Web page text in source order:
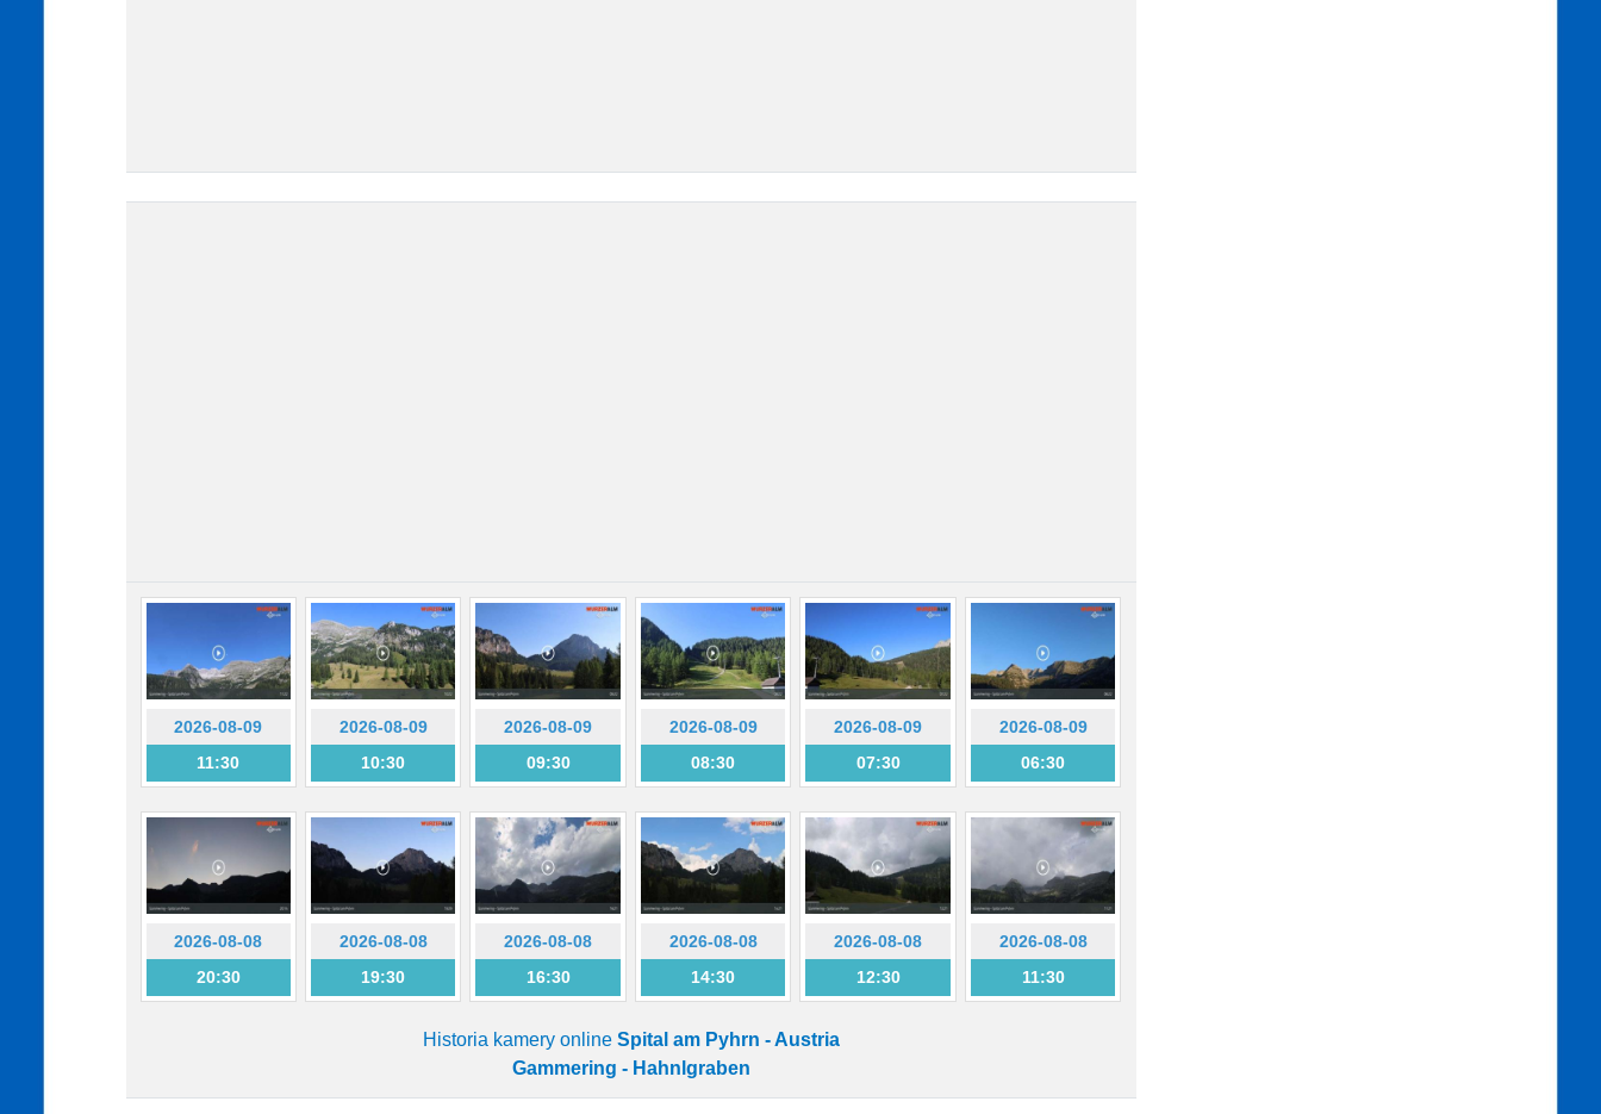
2026-08-09
11:30
2026-08-09
10:30
2026-08-09
09:30
2026-08-09
08:30
2026-08-09
07:30
2026-08-09
06:30
2026-08-08
20:30
2026-08-08
19:30
2026-08-08
16:30
2026-08-08
14:30
2026-08-08
12:30
2026-08-08
11:30
Historia kamery online Spital am Pyhrn - Austria
Gammering - Hahnlgraben